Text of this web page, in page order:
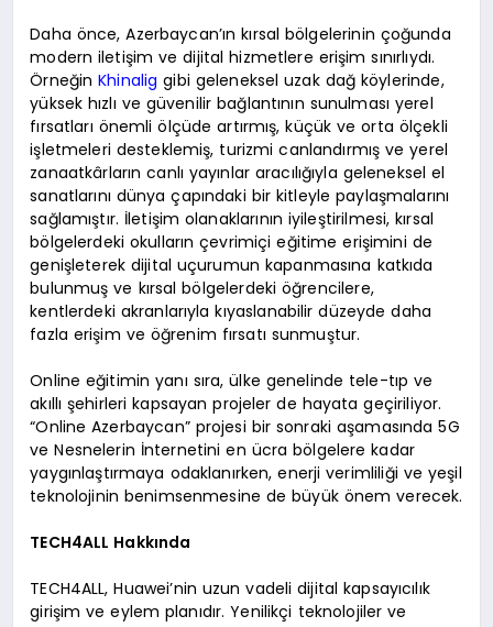
Daha önce, Azerbaycan’ın kırsal bölgelerinin çoğunda
modern iletişim ve dijital hizmetlere erişim sınırlıydı.
ÖrneğinKhinalig gibi geleneksel uzak dağ köylerinde,
yüksek hızlı ve güvenilir bağlantının sunulması yerel
fırsatları önemli ölçüde artırmış, küçük ve orta ölçekli
işletmeleri desteklemiş, turizmi canlandırmış ve yerel
zanaatkârların canlı yayınlar aracılığıyla geleneksel el
sanatlarını dünya çapındaki bir kitleyle paylaşmalarını
sağlamıştır. İletişim olanaklarının iyileştirilmesi, kırsal
bölgelerdeki okulların çevrimiçi eğitime erişimini de
genişleterek dijital uçurumun kapanmasına katkıda
bulunmuş ve kırsal bölgelerdeki öğrencilere,
kentlerdeki akranlarıyla kıyaslanabilir düzeyde daha
fazla erişim ve öğrenim fırsatı sunmuştur.
Online eğitimin yanı sıra, ülke genelinde tele-tıp ve
akıllı şehirleri kapsayan projeler de hayata geçiriliyor.
“Online Azerbaycan” projesi bir sonraki aşamasında 5G
ve Nesnelerin İnternetini en ücra bölgelere kadar
yaygınlaştırmaya odaklanırken, enerji verimliliği ve yeşil
teknolojinin benimsenmesine de büyük önem verecek.
TECH4ALL Hakkında
TECH4ALL, Huawei’nin uzun vadeli dijital kapsayıcılık
girişim ve eylem planıdır. Yenilikçi teknolojiler ve